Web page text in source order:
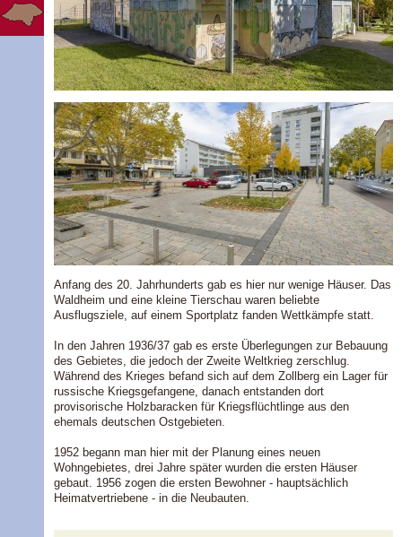
Anfang des 20. Jahrhunderts gab es hier nur wenige Häuser. Das
Waldheim und eine kleine Tierschau waren beliebte
Ausflugsziele, auf einem Sportplatz fanden Wettkämpfe statt.
In den Jahren 1936/37 gab es erste Überlegungen zur Bebauung
des Gebietes, die jedoch der Zweite Weltkrieg zerschlug.
Während des Krieges befand sich auf dem Zollberg ein Lager für
russische Kriegsgefangene, danach entstanden dort
provisorische Holzbaracken für Kriegsflüchtlinge aus den
ehemals deutschen Ostgebieten.
1952 begann man hier mit der Planung eines neuen
Wohngebietes, drei Jahre später wurden die ersten Häuser
gebaut. 1956 zogen die ersten Bewohner - hauptsächlich
Heimatvertriebene - in die Neubauten.